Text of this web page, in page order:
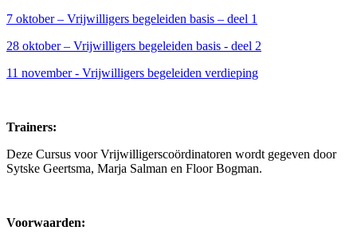
7 oktober – Vrijwilligers begeleiden basis – deel 1
28 oktober – Vrijwilligers begeleiden basis - deel 2
11 november - Vrijwilligers begeleiden verdieping
Trainers:
Deze Cursus voor Vrijwilligerscoördinatoren wordt gegeven door
Sytske Geertsma, Marja Salman en Floor Bogman.
Voorwaarden: